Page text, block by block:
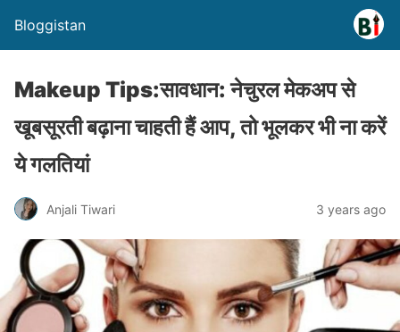
Bloggistan
Makeup Tips:सावधान: नेचुरल मेकअप से
खूबसूरती बढ़ाना चाहती हैं आप, तो भूलकर भी ना करें
ये गलतियां
Anjali Tiwari 3 years ago